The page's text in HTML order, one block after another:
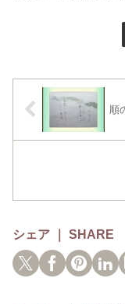
順
シェア ｜ SHARE